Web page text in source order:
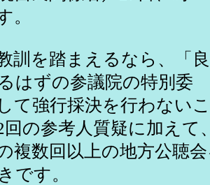
。
訓を踏まえるなら、「
はずの参議院の特別委
て強行採決を行わない
の参考人質疑に加えて
複数回以上の地方公聴
です。